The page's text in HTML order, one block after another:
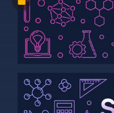
Premium